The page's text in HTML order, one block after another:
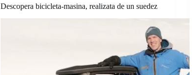
Descopera bicicleta-masina, realizata de un suedez